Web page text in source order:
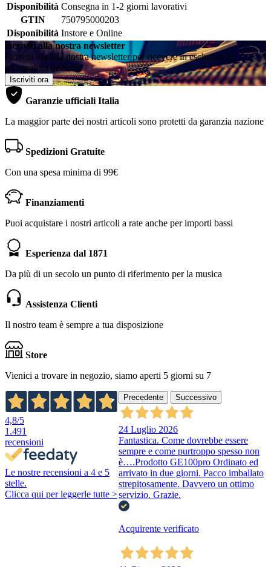
Disponibilità Consegna in 1-2 giorni lavorativi
GTIN
750795000203
Disponibilità Instore e Online
Iscriviti alla nostra newsletter
Iscriviti ora alla nostra newsletter per ricevere in esclusiva le
promozioni dedicate
Iscriviti ora
Garanzie ufficiali Italia
La maggior parte dei nostri articoli sono protetti da garanzia nazione
Spedizioni Gratuite
Con una spesa minima di 99€
Finanziamenti
Puoi acquistare i nostri articoli a rate anche per importi bassi
Esperienza dal 1871
Da più di un secolo un punto di riferimento per la musica
Assistenza Clienti
Il nostro team è sempre a tua disposizione
Store
Vienici a trovare in negozio, siamo aperti 5 giorni su 7
4,8/5
1.491
recensioni
Le nostre recensioni a 4 e 5
stelle.
Clicca qui per leggerle tutte >
Precedente Successivo
24 Luglio 2026
Fantastica. Come dovrebbe essere
sempre e come purtroppo spesso non
è….Prodotto GE100pro Ordinato ed
arrivato in due giorni. Pacco imballato
strepitosamente. Davvero un ottimo
servizio. Grazie.
Acquirente verificato